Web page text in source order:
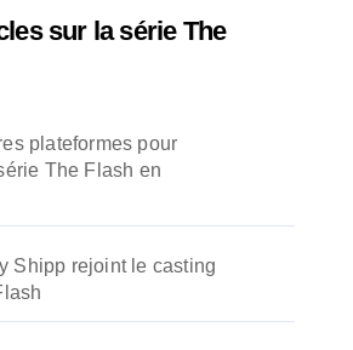
sur la série The
plateformes pour
The Flash en
Shipp rejoint le casting